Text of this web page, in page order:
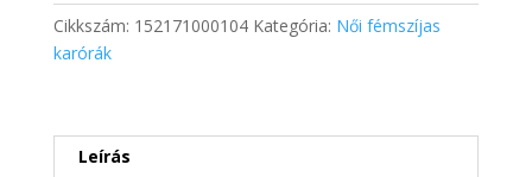
szíjjal
-
Cikkszám: 152171000104 Kategória: Női fémszíjas
karórák
Leírás